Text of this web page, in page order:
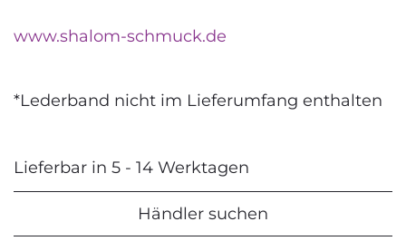
www.shalom-schmuck.de
*Lederband nicht im Lieferumfang enthalten
Lieferbar in 5 - 14 Werktagen
Händler suchen